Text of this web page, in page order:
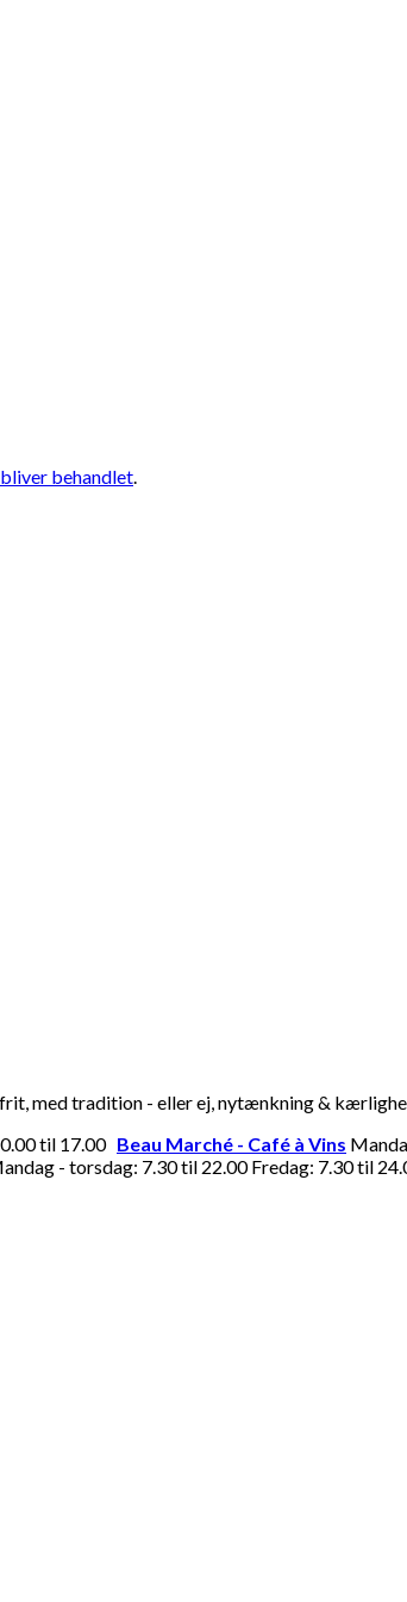
behandlet.
med tradition - eller ej, nytænkning &
til 17.00 Beau Marché - Café à Vins
- torsdag: 7.30 til 22.00 Fredag: 7.30 til